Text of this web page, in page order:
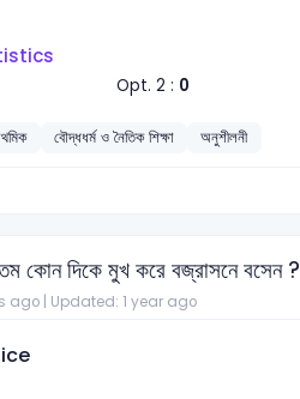
Opt. 2 : 0
বৌদ্ধধর্ম ও নৈতিক শিক্ষা অনুশীলনী
কোন দিকে মুখ করে বজ্রাসনে বসেন ?
ago | Updated: 1 year ago